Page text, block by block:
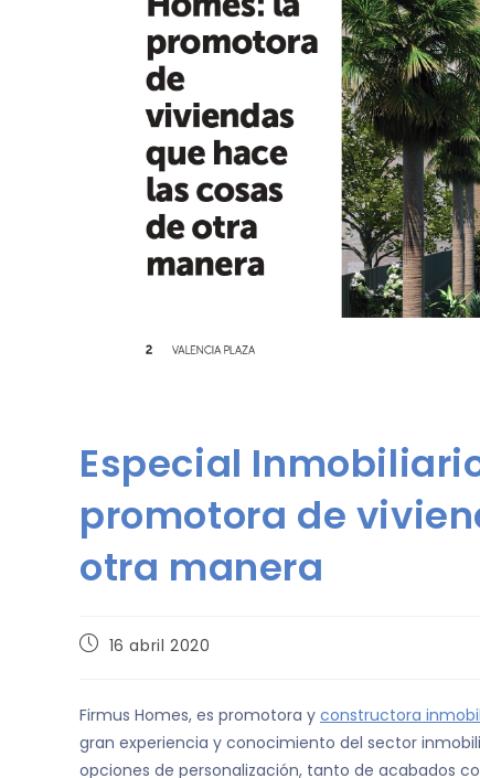
Especial
promotora de
otra manera
16 abril 2020
Firmus Homes, es promotora y constructora
gran experiencia y conocimiento del sector
opciones de personalización, tanto de acabados